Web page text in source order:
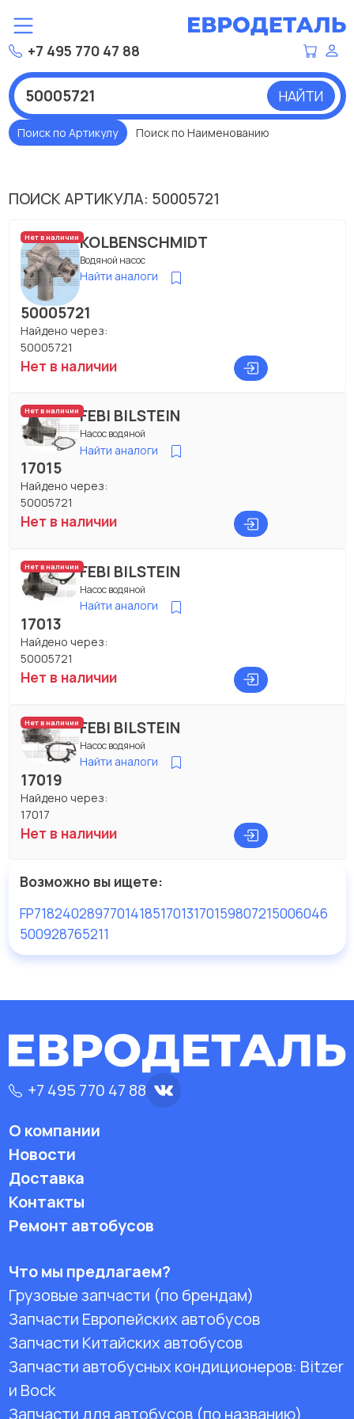
+7 495 770 47 88
НАЙТИ
Поиск по Артикулу Поиск по Наименованию
ПОИСК АРТИКУЛА: 50005721
Нет в наличииKOLBENSCHMIDT
Водяной насос
Найти аналоги
50005721
Найдено через:
50005721
Нет в наличии
Нет в наличииFEBI BILSTEIN
Насос водяной
Найти аналоги
17015
Найдено через:
50005721
Нет в наличии
Нет в наличииFEBI BILSTEIN
Насос водяной
Найти аналоги
17013
Найдено через:
50005721
Нет в наличии
Нет в наличииFEBI BILSTEIN
Насос водяной
Найти аналоги
17019
Найдено через:
17017
Нет в наличии
Возможно вы ищете:
FP7182402897701418517013170159807215006046
500928765211
+7 495 770 47 88
О компании
Новости
Доставка
Контакты
Ремонт автобусов
Что мы предлагаем?
Грузовые запчасти (по брендам)
Запчасти Европейских автобусов
Запчасти Китайских автобусов
Запчасти автобусных кондиционеров: Bitzer
и Bock
Запчасти для автобусов (по названию)